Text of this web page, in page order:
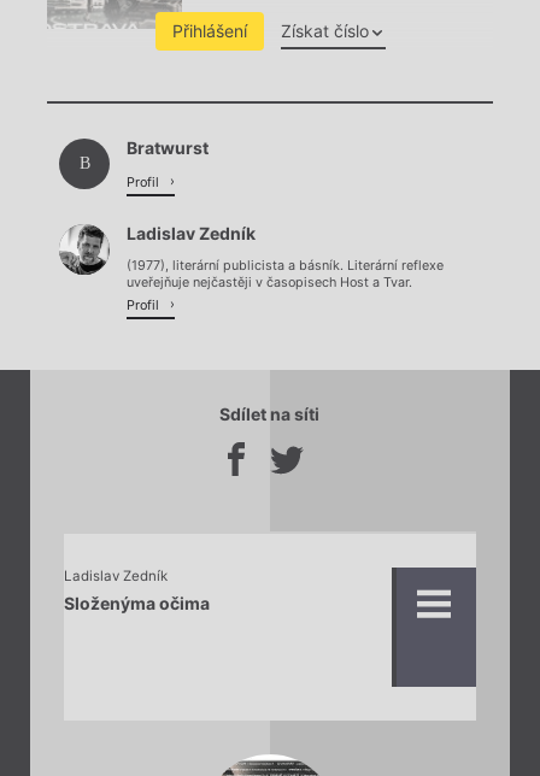
Přihlášení Získat číslo
Chviličku.
B
Bratwurst
Profil
Ladislav Zedník
(1977), literární publicista a básník. Literární reflexe
uveřejňuje nejčastěji v časopisech Host a Tvar.
Profil
Sdílet na síti
Ladislav Zedník
Složenýma očima